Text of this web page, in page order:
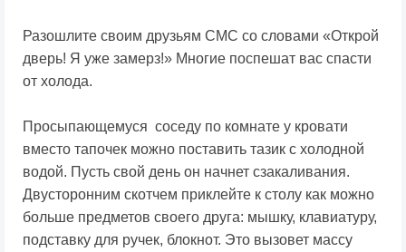
Разошлите своим друзьям СМС со словами «Открой
дверь! Я уже замерз!» Многие поспешат вас спасти
от холода.
Просыпающемуся соседу по комнате у кровати
вместо тапочек можно поставить тазик с холодной
водой. Пусть свой день он начнет сзакаливания.
Двусторонним скотчем приклейте к столу как можно
больше предметов своего друга: мышку, клавиатуру,
подставку для ручек, блокнот. Это вызовет массу